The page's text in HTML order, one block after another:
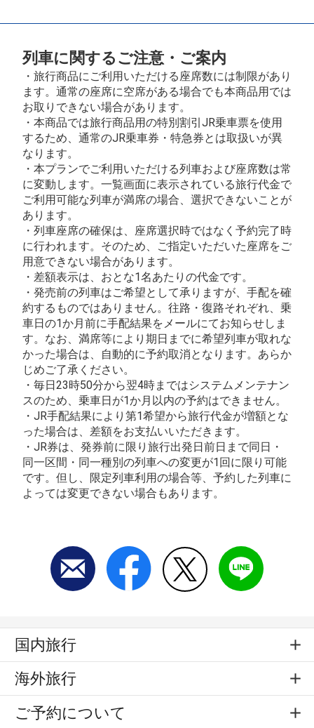
列車に関するご注意・ご案内
・旅行商品にご利用いただける座席数には制限があり
ます。通常の座席に空席がある場合でも本商品用では
お取りできない場合があります。
・本商品では旅行商品用の特別割引JR乗車票を使用
するため、通常のJR乗車券・特急券とは取扱いが異
なります。
・本プランでご利用いただける列車および座席数は常
に変動します。一覧画面に表示されている旅行代金で
ご利用可能な列車が満席の場合、選択できないことが
あります。
・列車座席の確保は、座席選択時ではなく予約完了時
に行われます。そのため、ご指定いただいた座席をご
用意できない場合があります。
・差額表示は、おとな1名あたりの代金です。
・発売前の列車はご希望として承りますが、手配を確
約するものではありません。往路・復路それぞれ、乗
車日の1か月前に手配結果をメールにてお知らせしま
す。なお、満席等により期日までに希望列車が取れな
かった場合は、自動的に予約取消となります。あらか
じめご了承ください。
・毎日23時50分から翌4時まではシステムメンテナン
スのため、乗車日が1か月以内の予約はできません。
・JR手配結果により第1希望から旅行代金が増額とな
った場合は、差額をお支払いいただきます。
・JR券は、発券前に限り旅行出発日前日まで同日・
同一区間・同一種別の列車への変更が1回に限り可能
です。但し、限定列車利用の場合等、予約した列車に
よっては変更できない場合もあります。
国内旅行
海外旅行
ご予約について